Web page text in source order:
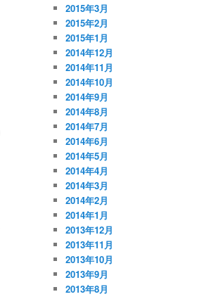
2015年3月
2015年2月
2015年1月
2014年12月
2014年11月
2014年10月
2014年9月
2014年8月
2014年7月
2014年6月
2014年5月
2014年4月
2014年3月
2014年2月
2014年1月
2013年12月
2013年11月
2013年10月
2013年9月
2013年8月